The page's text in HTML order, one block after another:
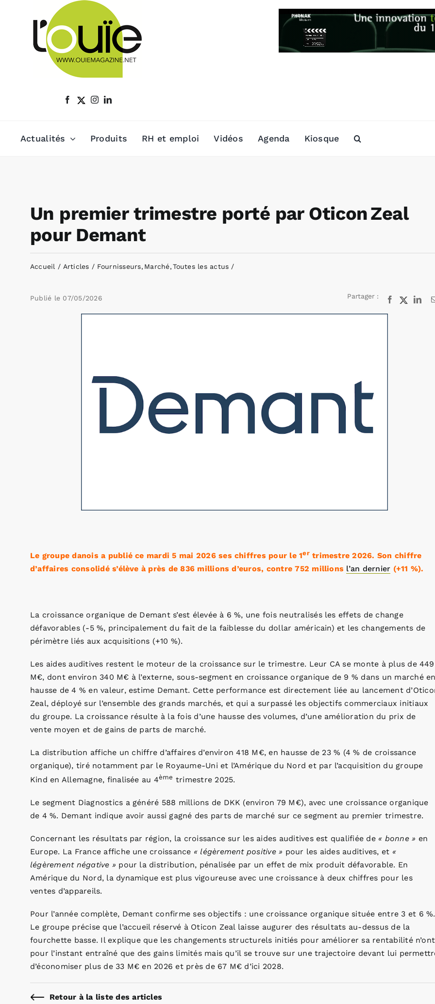
Actualités Produits RH et emploi Vidéos Agenda Kiosque
Un premier trimestre porté par Oticon Zeal
pour Demant
Accueil Articles Fournisseurs Marché Toutes les actus
Publié le 07/05/2026 Partager : Facebook
X
Le groupe danois a publié ce mardi 5 mai 2026 ses chiffres pour le 1ertrimestre 2026. Son chiffre
d’affaires consolidé s’élève à près de 836 millions d’euros, contre 752 millions l’an dernier (+11 %).
La croissance organique de Demant s’est élevée à 6 %, une fois neutralisés les effets de change
défavorables (-5 %, principalement du fait de la faiblesse du dollar américain) et les changements de
périmètre liés aux acquisitions (+10 %).
Les aides auditives restent le moteur de la croissance sur le trimestre. Leur CA se monte à plus de 449
M€, dont environ 340 M€ à l’externe, sous-segment en croissance organique de 9 % dans un marché en
hausse de 4 % en valeur, estime Demant. Cette performance est directement liée au lancement
Zeal, déployé sur l’ensemble des grands marchés, et qui a surpassé les objectifs commerciaux initiaux
du groupe. La croissance résulte à la fois d’une hausse des volumes, d’une amélioration du prix de
vente moyen et de gains de parts de marché.
La distribution affiche un chiffre d’affaires d’environ 418 M€, en hausse de 23 % (4 % de croissance
organique), tiré notamment par le Royaume-Uni et l’Amérique du Nord et par l’acquisition du groupe
Kind en Allemagne, finalisée au 4ème trimestre 2025.
Le segment Diagnostics a généré 588 millions de DKK (environ 79 M€), avec une croissance organique
de 4 %. Demant indique avoir aussi gagné des parts de marché sur ce segment au premier trimestre.
Concernant les résultats par région, la croissance sur les aides auditives est qualifiée de « bonne » en
Europe. La France affiche une croissance « légèrement positive » pour les aides auditives, et «
légèrement négative » pour la distribution, pénalisée par un effet de mix produit défavorable. En
Amérique du Nord, la dynamique est plus vigoureuse avec une croissance à deux chiffres pour les
ventes d’appareils.
Pour l’année complète, Demant confirme ses objectifs : une croissance organique située entre 3 et 6 %.
Le groupe précise que l’accueil réservé à Oticon Zeal laisse augurer des résultats au-dessus de la
fourchette basse. Il explique que les changements structurels initiés pour améliorer sa rentabilité n’ont
pour l’instant entraîné que des gains limités mais qu’il se trouve sur une trajectoire devant lui
d’économiser plus de 33 M€ en 2026 et près de 67 M€ d’ici 2028.
Retour à la liste des articles